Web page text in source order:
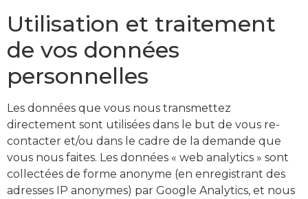
Utilisation et traitement
de vos données
personnelles
Les données que vous nous transmettez
directement sont utilisées dans le but de vous re-
contacter et/ou dans le cadre de la demande que
vous nous faites. Les données « web analytics » sont
collectées de forme anonyme (en enregistrant des
adresses IP anonymes) par Google Analytics, et nous